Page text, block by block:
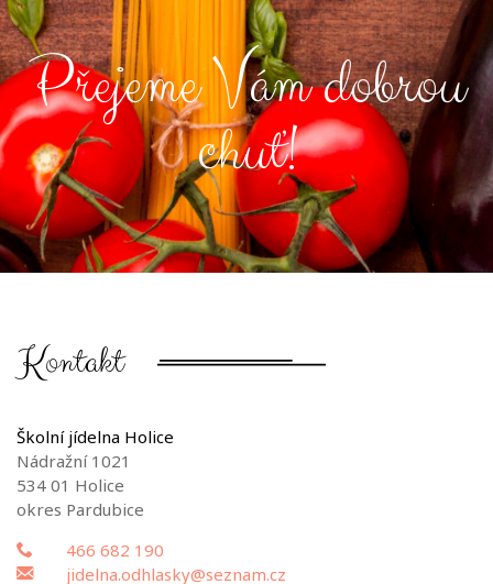
Přejeme Vám dobrou
chuť!
Kontakt
Školní jídelna Holice
Nádražní 1021
534 01 Holice
okres Pardubice
466 682 190
jidelna.odhlasky@seznam.cz